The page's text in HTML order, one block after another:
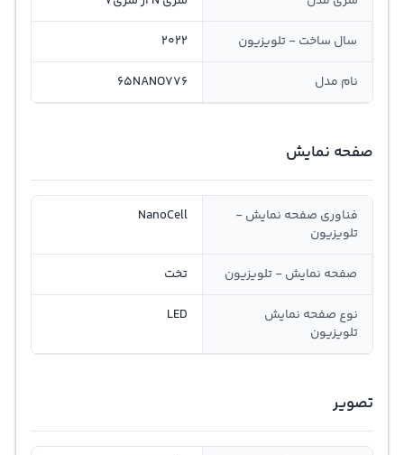
سال ساخت - تلویزیون 2022
نام مدل 65NANO776
صفحه نمایش
فناوری صفحه نمایش -
تلویزیون
NanoCell
صفحه نمایش - تلویزیون تخت
نوع صفحه نمایش
تلویزیون
LED
تصویر